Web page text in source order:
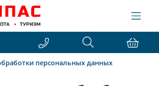
персональных данных